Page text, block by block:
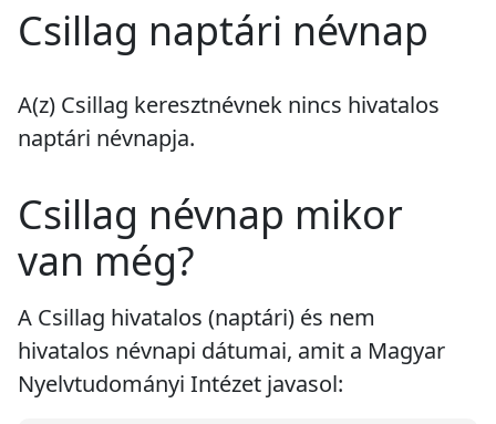
Csillag naptári névnap
A(z) Csillag keresztnévnek nincs hivatalos
naptári névnapja.
Csillag névnap mikor
van még?
A Csillag hivatalos (naptári) és nem
hivatalos névnapi dátumai, amit a Magyar
Nyelvtudományi Intézet javasol: